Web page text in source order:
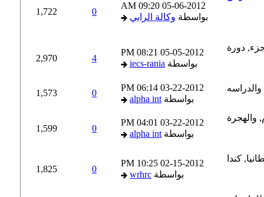
05-06-2012
09:20 AM
بواسطةوكالة الرابي
1,722
05-05-2012
08:21 PM
بواسطةiecs-rania
2,970
03-22-2012
06:14 PM
بواسطةalpha int
1,573
03-22-2012
04:01 PM
بواسطةalpha int
1,599
02-15-2012
10:25 PM
بواسطةwrhrc
1,825